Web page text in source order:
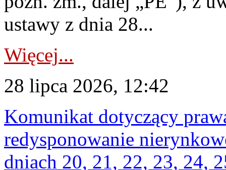
ustawy z dnia 28...
Więcej...
28 lipca 2026, 12:42
Komunikat dotyczący
redysponowanie
dniach 20, 21, 22, 23, 24,